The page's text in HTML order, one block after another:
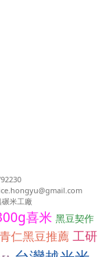
米工廠
喜米 黑豆契作
青仁黑豆推薦 工研